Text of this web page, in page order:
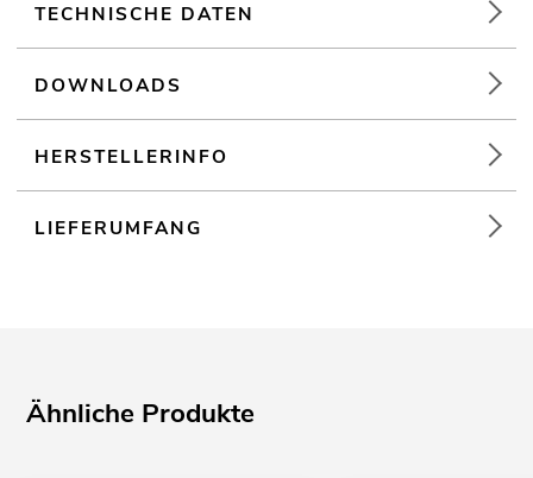
TECHNISCHE DATEN
DOWNLOADS
HERSTELLERINFO
LIEFERUMFANG
Ähnliche Produkte